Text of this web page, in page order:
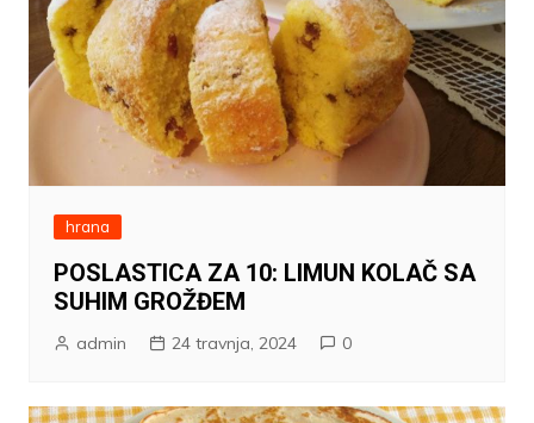
hrana
POSLASTICA ZA 10: LIMUN KOLAČ SA
SUHIM GROŽĐEM
admin 24 travnja, 2024 0